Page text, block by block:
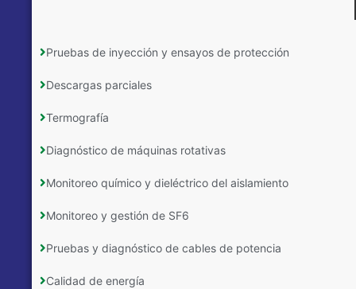
Pruebas de inyección y ensayos de protección
Descargas parciales
Termografía
Diagnóstico de máquinas rotativas
Monitoreo químico y dieléctrico del aislamiento
Monitoreo y gestión de SF6
Pruebas y diagnóstico de cables de potencia
Calidad de energía